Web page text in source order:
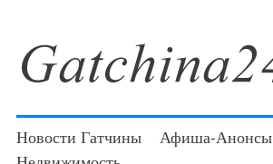
Новости Гатчины Афиша-Анонсы